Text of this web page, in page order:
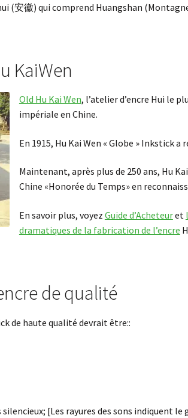
(安徽) qui comprend Huangshan
KaiWen
Old Hu Kai Wen, l’atelier d’encre Hui le
impériale en Chine.
En 1915, Hu Kai Wen « Globe » Inkstick
Maintenant, après plus de 250 ans, Hu
Chine «Honorée du Temps» en
En savoir plus, voyez Guide d’Acheteuret
dramatiques de la fabrication de l’encre
de qualité
de haute qualité devrait être::
[Les rayures des sons indiquent le